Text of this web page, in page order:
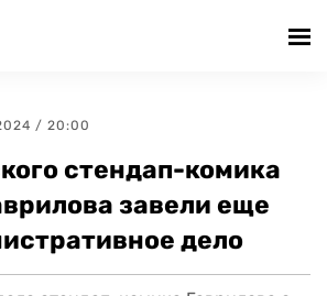
/ 20:00
стендап-комика
завели еще
дело